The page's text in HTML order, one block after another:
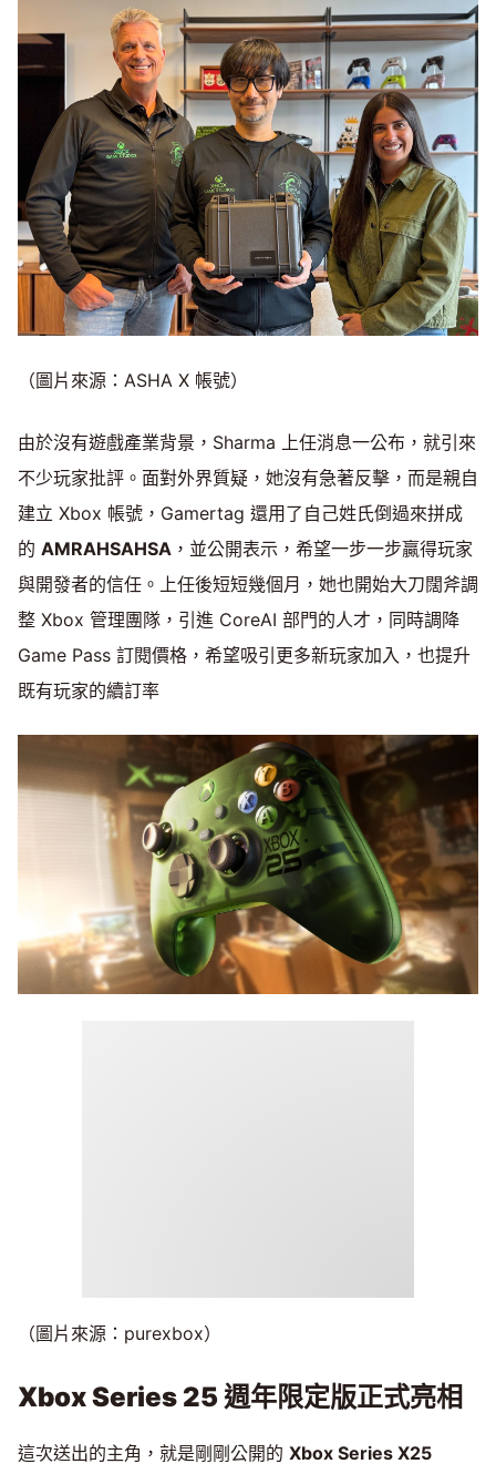
（圖片來源：ASHA X 帳號）
由於沒有遊戲產業背景，Sharma 上任消息一公布，就引來
不少玩家批評。面對外界質疑，她沒有急著反擊，而是親自
建立 Xbox 帳號，Gamertag 還用了自己姓氏倒過來拼成
的 AMRAHSAHSA ，並公開表示，希望一步一步贏得玩家
與開發者的信任。上任後短短幾個月，她也開始大刀闊斧調
整 Xbox 管理團隊，引進 CoreAI 部門的人才，同時調降
Game Pass 訂閱價格，希望吸引更多新玩家加入，也提升
既有玩家的續訂率
（圖片來源：purexbox）
Xbox Series 25 週年限定版正式亮相
這次送出的主角，就是剛剛公開的 Xbox Series X25